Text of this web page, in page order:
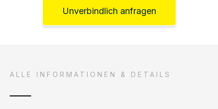
Unverbindlich anfragen
ALLE INFORMATIONEN & DETAILS